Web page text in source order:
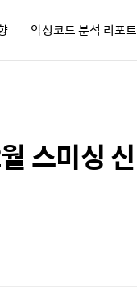
악성코드 분석 리포트
스미싱 신